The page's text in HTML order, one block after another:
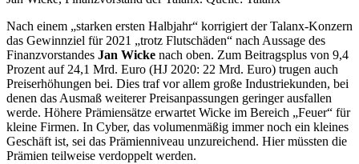
Nach einem „starken ersten Halbjahr“ korrigiert der Talanx-Konzern
das Gewinnziel für 2021 „trotz Flutschäden“ nach Aussage des
Finanzvorstandes Jan Wicke nach oben. Zum Beitragsplus von 9,4
Prozent auf 24,1 Mrd. Euro (HJ 2020: 22 Mrd. Euro) trugen auch
Preiserhöhungen bei. Dies traf vor allem große Industriekunden, bei
denen das Ausmaß weiterer Preisanpassungen geringer ausfallen
werde. Höhere Prämiensätze erwartet Wicke im Bereich „Feuer“ für
kleine Firmen. In Cyber, das volumenmäßig immer noch ein kleines
Geschäft ist, sei das Prämienniveau unzureichend. Hier müssten die
Prämien teilweise verdoppelt werden.